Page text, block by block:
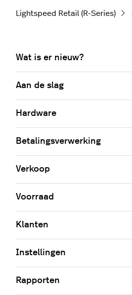
Lightspeed Retail (R-Series)
Wat is er nieuw?
Aan de slag
Hardware
Betalingsverwerking
Verkoop
Voorraad
Klanten
Instellingen
Rapporten